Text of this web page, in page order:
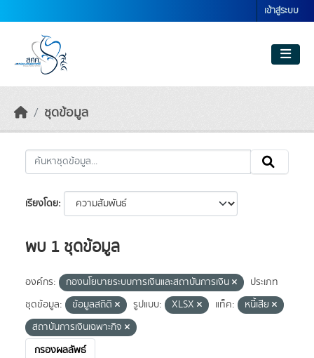
เข้าสู่ระบบ
ชุดข้อมูล
เรียงโดย
พบ 1 ชุดข้อมูล
องค์กร: กองนโยบายระบบการเงินและสถาบันการเงิน
ประเภท
ชุดข้อมูล:
ข้อมูลสถิติ รูปแบบ: XLSX แท็ค:
หนี้เสีย
สถาบันการเงินเฉพาะกิจ
กรองผลลัพธ์